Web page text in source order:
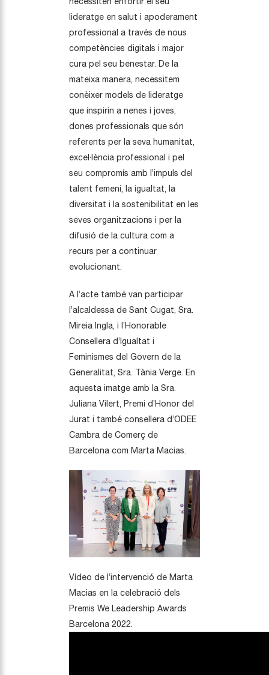
lideratge en salut i apoderament
professional a través de nous
competències digitals i major
cura pel seu benestar. De la
mateixa manera, necessitem
conèixer models de lideratge
que inspirin a nenes i joves,
dones professionals que són
referents per la seva humanitat,
excel·lència professional i pel
seu compromís amb l’impuls del
talent femení, la igualtat, la
diversitat i la sostenibilitat en les
seves organitzacions i per la
difusió de la cultura com a
recurs per a continuar
evolucionant.
A l’acte també van participar
l’alcaldessa de Sant Cugat, Sra.
Mireia Ingla, i l’Honorable
Consellera d’Igualtat i
Feminismes del Govern de la
Generalitat, Sra. Tània Verge. En
aquesta imatge amb la Sra.
Juliana Vilert, Premi d’Honor del
Jurat i també consellera d’ODEE
Cambra de Comerç de
Barcelona com Marta Macias.
Vídeo de l’intervenció de Marta
Macias en la celebració dels
Premis We Leadership Awards
Barcelona 2022.